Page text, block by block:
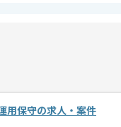
での作業を見込んでおり
用保守の求人・案件